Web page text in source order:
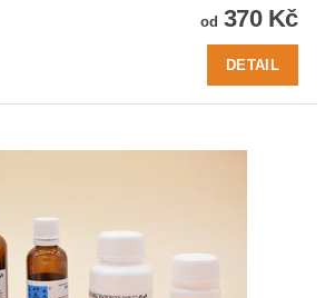
od 370 Kč
DETAIL